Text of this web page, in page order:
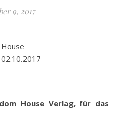
9, 2017
House Verlag, für das